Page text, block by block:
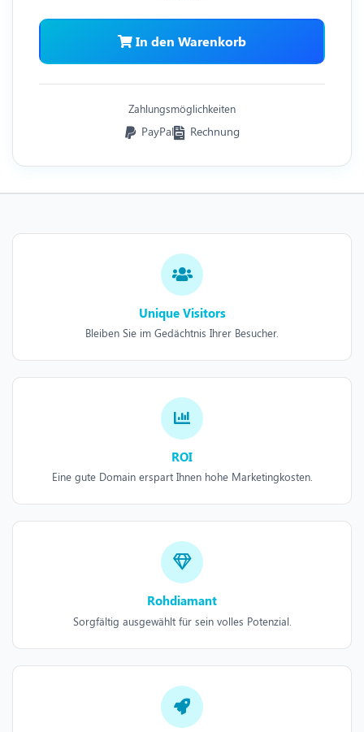
In den Warenkorb
Zahlungsmöglichkeiten
PayPal Rechnung
Unique Visitors
Bleiben Sie im Gedächtnis Ihrer Besucher.
ROI
Eine gute Domain erspart Ihnen hohe Marketingkosten.
Rohdiamant
Sorgfältig ausgewählt für sein volles Potenzial.